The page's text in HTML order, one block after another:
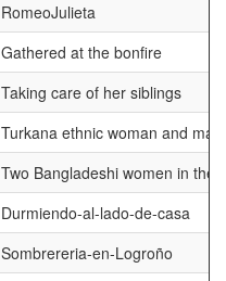
RomeoJulieta
Gathered at the bonfire
Taking care of her siblings
Turkana ethnic woman and man
Two Bangladeshi women in the
Durmiendo-al-lado-de-casa
Sombrereria-en-Logroño